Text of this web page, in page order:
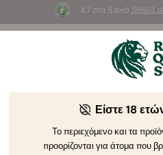
4.7 στα 5 από 58653
Summer Sales :
προϊόντα! ⏤
Είστε 18
Το περιεχόμενο και τα
προορίζονται για άτομα που